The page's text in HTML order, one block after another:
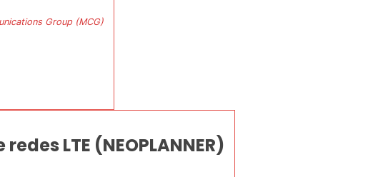
Group (MCG)
LTE (NEOPLANNER)